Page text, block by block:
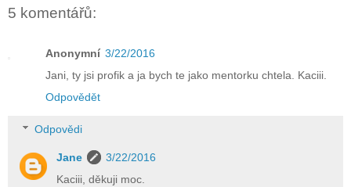
5 komentářů:
Anonymní 3/22/2016
Jani, ty jsi profik a ja bych te jako mentorku chtela. Kaciii.
Odpovědět
Odpovědi
Jane
3/22/2016
Kaciii, děkuji moc.